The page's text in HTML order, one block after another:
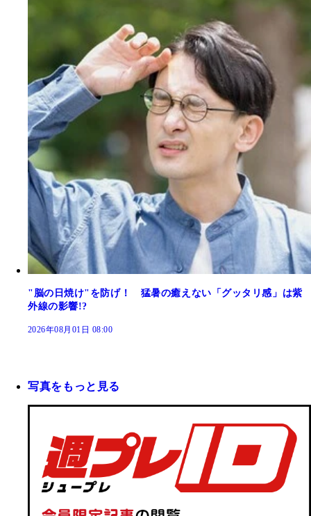
"脳の日焼け"を防げ！ 猛暑の癒えない「グッタリ感」は紫
外線の影響!?
2026年08月01日 08:00
写真をもっと見る